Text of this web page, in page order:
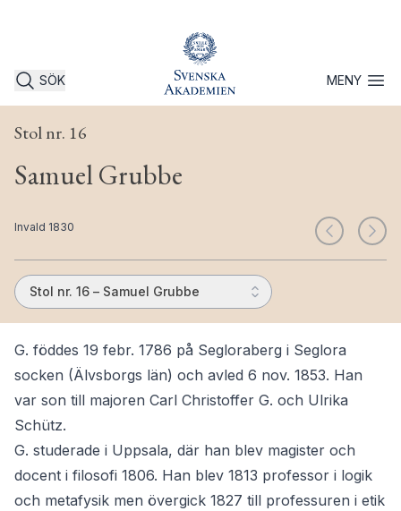
SÖK MENYÖppna
Stol nr. 16
Samuel Grubbe
Invald 1830
Stol nr. 16 – Samuel Grubbe
G. föddes 19 febr. 1786 på Segloraberg i Seglora
socken (Älvsborgs län) och avled 6 nov. 1853. Han
var son till majoren Carl Christoffer G. och Ulrika
Schütz.
G. studerade i Uppsala, där han blev magister och
docent i filosofi 1806. Han blev 1813 professor i logik
och metafysik men övergick 1827 till professuren i etik